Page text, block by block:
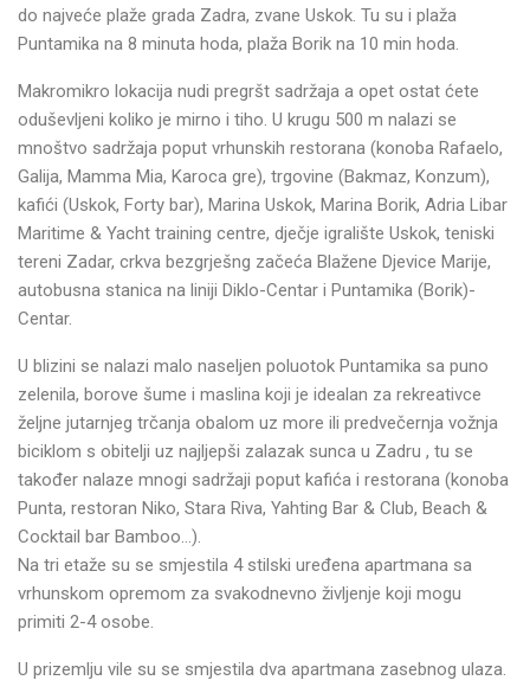
do najveće plaže grada Zadra, zvane Uskok. Tu su i plaža
Puntamika na 8 minuta hoda, plaža Borik na 10 min hoda.
Makromikro lokacija nudi pregršt sadržaja a opet ostat ćete
oduševljeni koliko je mirno i tiho. U krugu 500 m nalazi se
mnoštvo sadržaja poput vrhunskih restorana (konoba Rafaelo,
Galija, Mamma Mia, Karoca gre), trgovine (Bakmaz, Konzum),
kafići (Uskok, Forty bar), Marina Uskok, Marina Borik, Adria Libar
Maritime & Yacht training centre, dječje igralište Uskok, teniski
tereni Zadar, crkva bezgrješng začeća Blažene Djevice Marije,
autobusna stanica na liniji Diklo-Centar i Puntamika (Borik)-
Centar.
U blizini se nalazi malo naseljen poluotok Puntamika sa puno
zelenila, borove šume i maslina koji je idealan za rekreativce
željne jutarnjeg trčanja obalom uz more ili predvečernja vožnja
biciklom s obitelji uz najljepši zalazak sunca u Zadru , tu se
također nalaze mnogi sadržaji poput kafića i restorana (konoba
Punta, restoran Niko, Stara Riva, Yahting Bar & Club, Beach &
Cocktail bar Bamboo…).
Na tri etaže su se smjestila 4 stilski uređena apartmana sa
vrhunskom opremom za svakodnevno življenje koji mogu
primiti 2-4 osobe.
U prizemlju vile su se smjestila dva apartmana zasebnog ulaza.